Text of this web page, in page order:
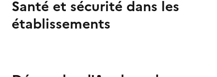
Santé et sécurité dans les
établissements
couverture